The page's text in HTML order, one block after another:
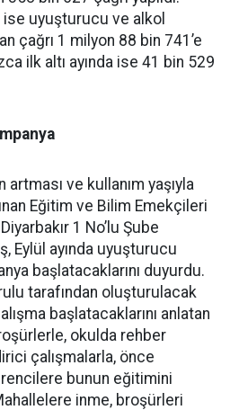
uyuşturucu ve alkol
çağrı 1 milyon 88 bin 741’e
ilk altı ayında ise 41 bin 529
artması ve kullanım yaşıyla
Eğitim ve Bilim Emekçileri
1 No’lu Şube
Eylül ayında uyuşturucu
başlatacaklarını duyurdu.
tarafından oluşturulacak
başlatacaklarını anlatan
okulda rehber
çalışmalarla, önce
bunun eğitimini
inme, broşürleri